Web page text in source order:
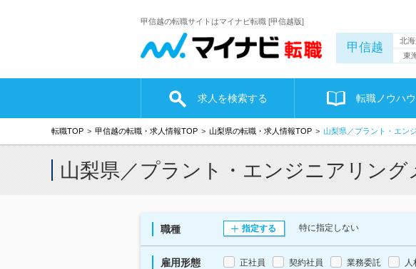
甲信越の転職サイトはマイナビ転職 [甲信越版]
甲信越 北海
東
求人を検索する 転職ノウハウ
転職TOP 甲信越の転職・求人情報TOP 山梨県の転職・求人情報TOP 山梨県／プラント・エン
山梨県／プラント・エンジニアリン
職種 指定する 特に指定しない
雇用形態 正社員 契約社員 業務委託 人